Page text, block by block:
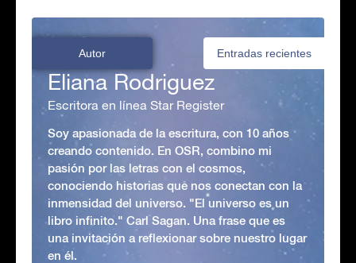
Autor Entradas recientes
Eliana Rodriguez
Escritora en línea Star Register
Soy apasionada de la escritura, con 10 años
creando contenido. En OSR, combino mi
pasión por las letras con el cosmos,
conociendo historias que nos conectan con la
inmensidad del universo. "El universo es un
libro infinito." Carl Sagan. Una frase que es
una invitación a reflexionar sobre nuestro lugar
en él.